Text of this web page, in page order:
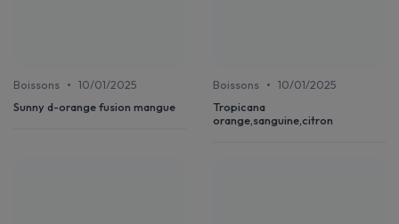
Boissons • 10/01/2025
Sunny d-orange fusion mangue
Boissons • 10/01/2025
Tropicana
orange,sanguine,citron